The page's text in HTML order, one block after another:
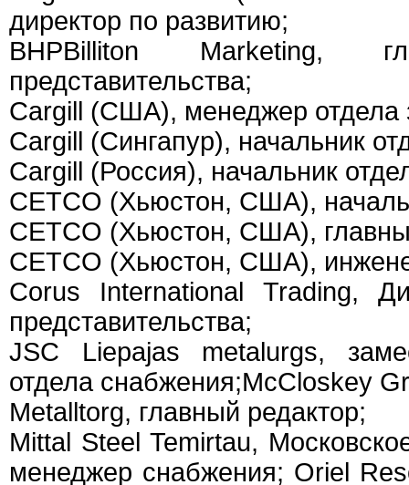
директор по развитию;
BHPBilliton Marketing,
представительства;
Cargill (США), менеджер отдела
Cargill (Сингапур), начальник
Cargill (Россия), начальник
CETCO (Хьюстон, США),
CETCO (Хьюстон, США),
CETCO (Хьюстон, США),
Corus International Trading,
представительства;
JSC Liepajas metalurgs,
отдела снабжения;McCloskey
Metalltorg, главный редактор;
Mittal Steel Temirtau,
менеджер снабжения; Oriel